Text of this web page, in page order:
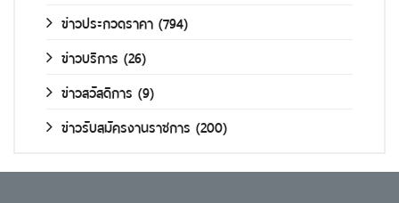
ข่าวประกวดราคา (794)
ข่าวบริการ (26)
ข่าวสวัสดิการ (9)
ข่าวรับสมัครงานราชการ (200)